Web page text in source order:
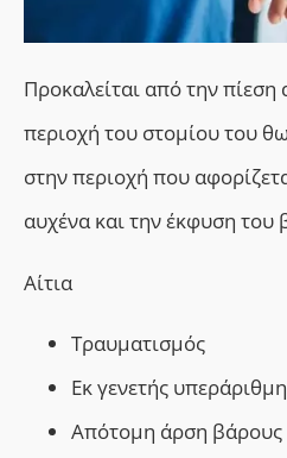
Προκαλείται από την
περιοχή του στομίου του
στην περιοχή που
αυχένα και την έκφυση του
Αίτια
Τραυματισμός
Εκ γενετής
Απότομη άρση βάρους